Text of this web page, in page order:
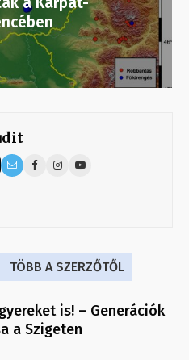
TÖBB A SZERZŐTŐL
is! – Generációk
a Szigeten